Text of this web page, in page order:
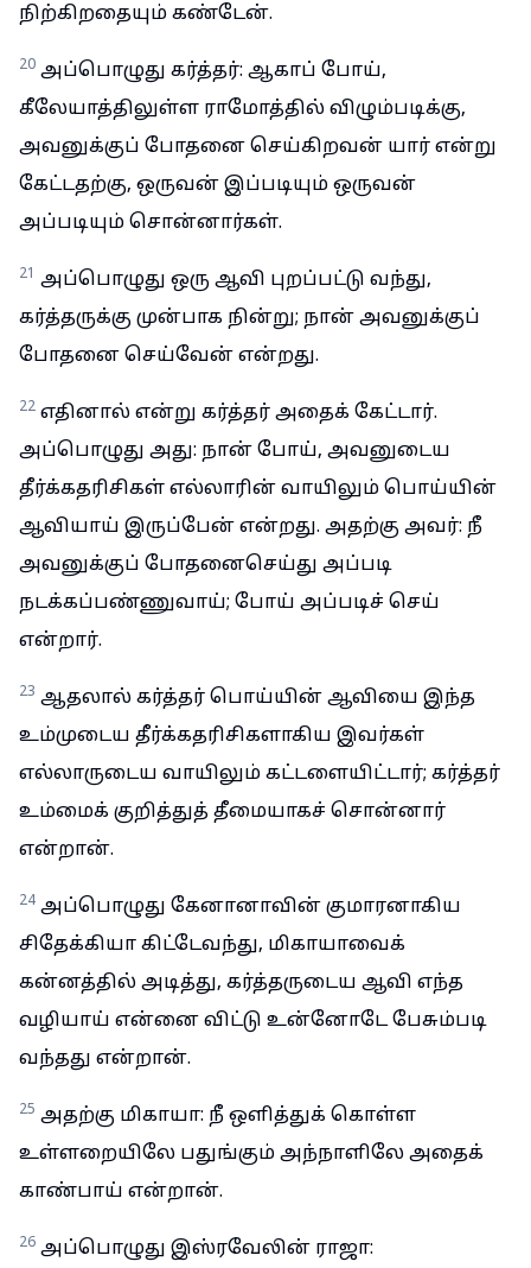
நிற்கிறதையும் கண்டேன்.
20 அப்பொழுது கர்த்தர்: ஆகாப் போய்,
கீலேயாத்திலுள்ள ராமோத்தில் விழும்படிக்கு,
அவனுக்குப் போதனை செய்கிறவன் யார் என்று
கேட்டதற்கு, ஒருவன் இப்படியும் ஒருவன்
அப்படியும் சொன்னார்கள்.
21 அப்பொழுது ஒரு ஆவி புறப்பட்டு வந்து,
கர்த்தருக்கு முன்பாக நின்று; நான் அவனுக்குப்
போதனை செய்வேன் என்றது.
22 எதினால் என்று கர்த்தர் அதைக் கேட்டார்.
அப்பொழுது அது: நான் போய், அவனுடைய
தீர்க்கதரிசிகள் எல்லாரின் வாயிலும் பொய்யின்
ஆவியாய் இருப்பேன் என்றது. அதற்கு அவர்: நீ
அவனுக்குப் போதனைசெய்து அப்படி
நடக்கப்பண்ணுவாய்; போய் அப்படிச் செய்
என்றார்.
23 ஆதலால் கர்த்தர் பொய்யின் ஆவியை இந்த
உம்முடைய தீர்க்கதரிசிகளாகிய இவர்கள்
எல்லாருடைய வாயிலும் கட்டளையிட்டார்; கர்த்தர்
உம்மைக் குறித்துத் தீமையாகச் சொன்னார்
என்றான்.
24 அப்பொழுது கேனானாவின் குமாரனாகிய
சிதேக்கியா கிட்டேவந்து, மிகாயாவைக்
கன்னத்தில் அடித்து, கர்த்தருடைய ஆவி எந்த
வழியாய் என்னை விட்டு உன்னோடே பேசும்படி
வந்தது என்றான்.
25 அதற்கு மிகாயா: நீ ஒளித்துக் கொள்ள
உள்ளறையிலே பதுங்கும் அந்நாளிலே அதைக்
காண்பாய் என்றான்.
26 அப்பொழுது இஸ்ரவேலின் ராஜா: